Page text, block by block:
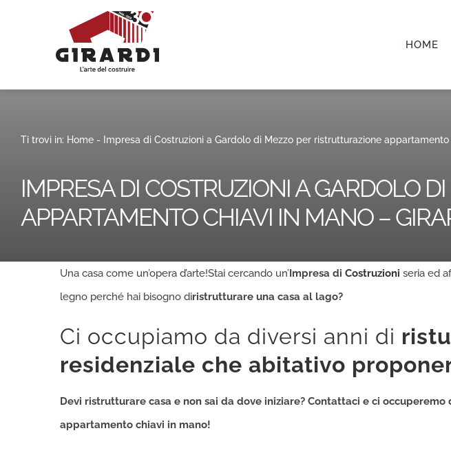
HOME
Ti trovi in: Home- Impresa di Costruzionia Gardolo di Mezzo per ristrutturazione appartamento
IMPRESA DI COSTRUZIONI A GARDOLO
APPARTAMENTO CHIAVI IN MANO –
Una casa come un’opera d’arte!Stai cercando un’Impresa di Costruzioni seria ed
legno perché hai bisogno diristrutturare una casa al lago?
Ci occupiamo da diversi anni di
residenziale che abitativo
Devi ristrutturare casa e non sai da dove iniziare? Contattaci e ci
appartamento chiavi in mano!